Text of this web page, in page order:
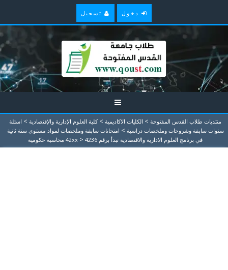
دخول تسجيل
منتديات طلاب القدس المفتوحة > الكليات الاكاديمية > كلية العلوم الإدارية والإقتصادية > اسئلة
سنوات سابقة وشروحات وملخصات دراسية > امتحانات سابقة وملخصات لمواد مستوى سنة ثانية
في برنامج العلوم الادارية والاقتصادية تبدأ برقم 42xx
> 4236 محاسبة حكومية